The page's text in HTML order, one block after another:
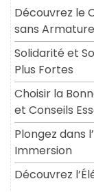
Découvrez le
sans
Solidarité et
Plus Fortes
Choisir la
et Conseils
Plongez dans
Immersion
Découvrez